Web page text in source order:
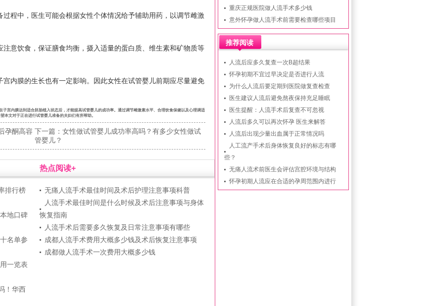
程中，医生可能会根据女性个体情况给予辅助用药，以调节雌激
意饮食，保证膳食均衡，摄入适量的蛋白质、维生素和矿物质等
内膜的生长也有一定影响。因此女性在试管婴儿前期应尽量避免
宫内膜达到适合胚胎植入状态后，才能提高试管婴儿的成功率。通过调节雌激素水平、合理饮食保健以及心理调适
本文对于正在进行试管婴儿准备的夫妇们有所帮助。
孕酮高容 下一篇： 女性做试管婴儿成功率高吗？有多少女性做试
管婴儿？
排行榜
地口碑
名单参
一览表
！华西
热点阅读+
无痛人流手术最佳时间及术后护理注意事项科普
人流手术最佳时间是什么时候及术后注意事项与身体
恢复指南
人流手术后需要多久恢复及日常注意事项有哪些
成都人流手术费用大概多少钱及术后恢复注意事项
成都做人流手术一次费用大概多少钱
重庆正规医院做人流手术多少钱
意外怀孕做人流手术前需要检查哪些项目
推荐阅读
人流后应多久复查一次B超结果
怀孕初期不宜过早决定是否进行人流
为什么人流后要定期到医院做复查检查
医生建议人流后避免熬夜保持充足睡眠
医生提醒：人流手术后复查不可忽视
人流后多久可以再次怀孕 医生来解答
人流后出现少量出血属于正常情况吗
人工流产手术后身体恢复良好的标志有哪
些？
无痛人流术前医生会评估宫腔环境与结构
怀孕初期人流应在合适的孕周范围内进行